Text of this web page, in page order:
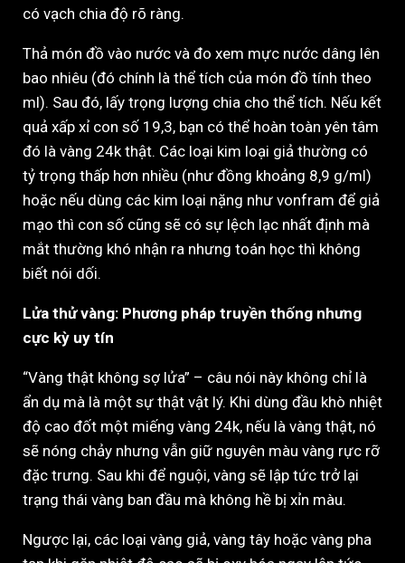
có vạch chia độ rõ ràng.
Thả món đồ vào nước và đo xem mực nước dâng lên
bao nhiêu (đó chính là thể tích của món đồ tính theo
ml). Sau đó, lấy trọng lượng chia cho thể tích. Nếu kết
quả xấp xỉ con số 19,3, bạn có thể hoàn toàn yên tâm
đó là vàng 24k thật. Các loại kim loại giả thường có
tỷ trọng thấp hơn nhiều (như đồng khoảng 8,9 g/ml)
hoặc nếu dùng các kim loại nặng như vonfram để giả
mạo thì con số cũng sẽ có sự lệch lạc nhất định mà
mắt thường khó nhận ra nhưng toán học thì không
biết nói dối.
Lửa thử vàng: Phương pháp truyền thống nhưng
cực kỳ uy tín
“Vàng thật không sợ lửa” – câu nói này không chỉ là
ẩn dụ mà là một sự thật vật lý. Khi dùng đầu khò nhiệt
độ cao đốt một miếng vàng 24k, nếu là vàng thật, nó
sẽ nóng chảy nhưng vẫn giữ nguyên màu vàng rực rỡ
đặc trưng. Sau khi để nguội, vàng sẽ lập tức trở lại
trạng thái vàng ban đầu mà không hề bị xỉn màu.
Ngược lại, các loại vàng giả, vàng tây hoặc vàng pha